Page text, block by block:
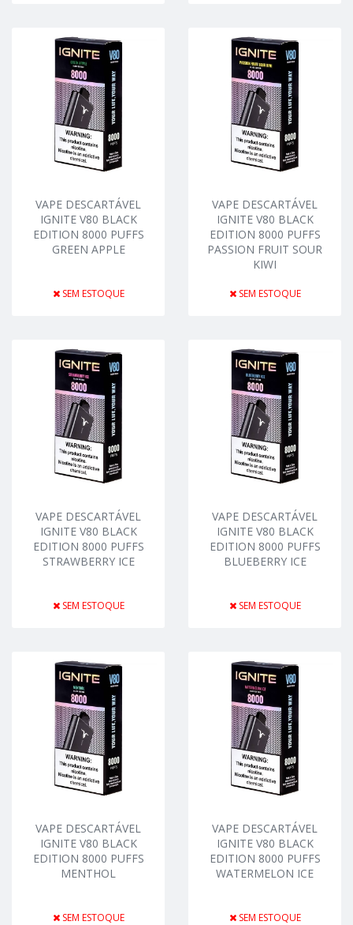
VAPE DESCARTÁVEL
IGNITE V80 BLACK
EDITION 8000 PUFFS
GREEN APPLE
SEM ESTOQUE
VAPE DESCARTÁVEL
IGNITE V80 BLACK
EDITION 8000 PUFFS
PASSION FRUIT SOUR
KIWI
SEM ESTOQUE
VAPE DESCARTÁVEL
IGNITE V80 BLACK
EDITION 8000 PUFFS
STRAWBERRY ICE
SEM ESTOQUE
VAPE DESCARTÁVEL
IGNITE V80 BLACK
EDITION 8000 PUFFS
BLUEBERRY ICE
SEM ESTOQUE
VAPE DESCARTÁVEL
IGNITE V80 BLACK
EDITION 8000 PUFFS
MENTHOL
SEM ESTOQUE
VAPE DESCARTÁVEL
IGNITE V80 BLACK
EDITION 8000 PUFFS
WATERMELON ICE
SEM ESTOQUE